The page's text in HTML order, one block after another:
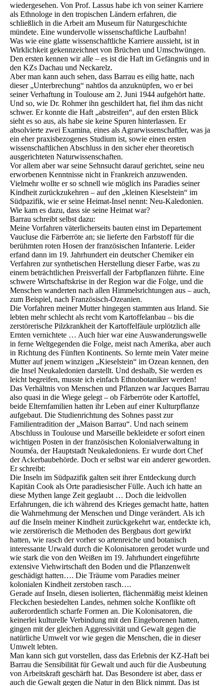
wiedergesehen. Von Prof. Lassus habe ich von seiner Karriere
als Ethnologe in den tropischen Ländern erfahren, die
schließlich in die Arbeit am Museum für Naturgeschichte
mündete. Eine wundervolle wissenschaftliche Laufbahn!
Was wie eine glatte wissenschaftliche Karriere aussieht, ist in
Wirklichkeit gekennzeichnet von Brüchen und Umschwüngen.
Den ersten kennen wir alle – es ist die Haft im Gefängnis und in
den KZs Dachau und Neckarelz.
Aber man kann auch sehen, dass Barrau es eilig hatte, nach
dieser „Unterbrechung“ nahtlos da anzuknüpfen, wo er bei
seiner Verhaftung in Toulouse am 2. Juni 1944 aufgehört hatte.
Und so, wie Dr. Rohmer ihn geschildert hat, fiel ihm das nicht
schwer. Er konnte die Haft „abstreifen“, auf den ersten Blick
sieht es so aus, als habe sie keine Spuren hinterlassen. Er
absolvierte zwei Examina, eines als Agrarwissenschaftler, was ja
ein eher praxisbezogenes Studium ist, sowie einen ersten
wissenschaftlichen Abschluss in den sicher eher theoretisch
ausgerichteten Naturwissenschaften.
Vor allem aber war seine Sehnsucht darauf gerichtet, seine neu
erworbenen Kenntnisse nicht in Frankreich anzuwenden.
Vielmehr wollte er so schnell wie möglich ins Paradies seiner
Kindheit zurückzukehren – auf den „kleinen Kieselstein“ im
Südpazifik, wie er seine Heimat-Insel nennt: Neu-Kaledonien.
Wie kam es dazu, dass sie seine Heimat war?
Barrau schreibt selbst dazu:
Meine Vorfahren väterlicherseits bauten einst im Departement
Vaucluse die Färberröte an; sie lieferte den Farbstoff für die
berühmten roten Hosen der französischen Infanterie. Leider
erfand dann im 19. Jahrhundert ein deutscher Chemiker ein
Verfahren zur synthetischen Herstellung dieser Farbe, was zu
einem beträchtlichen Preisverfall der Farbpflanzen führte. Eine
schwere Wirtschaftskrise in der Region war die Folge, und die
Menschen wanderten nach allen Himmelsrichtungen aus – auch,
zum Beispiel, nach Französisch-Ozeanien.
Die Vorfahren meiner Mutter hingegen stammten aus Irland. Sie
lebten mehr schlecht als recht vom Kartoffelanbau – bis die
zerstörerische Pilzkrankheit der Kartoffelfäule urplötzlich alle
Ernten vernichtete … Auch hier war eine Auswanderungswelle
in ferne Weltgegenden die Folge, meist nach Amerika, aber auch
in Richtung des Fünften Kontinents. So lernte mein Vater meine
Mutter auf jenem winzigen „Kieselstein“ im Ozean kennen, den
die Insel Neukaledonien darstellt. Und deshalb, Sie werden es
leicht begreifen, musste ich einfach Ethnobotaniker werden!
Das Verhältnis von Menschen und Pflanzen war Jacques Barrau
also quasi in die Wiege gelegt – ob Färberröte oder Kartoffel,
beide Elternfamilien hatten ihr Leben auf einer Kulturpflanze
aufgebaut. Die Studienrichtung des Sohnes passt zur
Familientradition der „Maison Barrau“. Und nach seinem
Abschluss in Toulouse und Marseille bekleidete er sofort einen
wichtigen Posten in der französischen Kolonialverwaltung in
Nouméa, der Hauptstadt Neukaledoniens. Er wurde dort Chef
der Ackerbaubehörde. Doch er selbst war ein anderer geworden.
Er schreibt:
Die Inseln im Südpazifik galten seit ihrer Entdeckung durch
Kapitän Cook als Orte paradiesischer Fülle. Auch ich hatte an
diese Mythen lange Zeit geglaubt … Doch die leidvollen
Erfahrungen, die ich während des Krieges gemacht hatte, hatten
die Wahrnehmung der Menschen und Dinge verändert. Als ich
auf die Inseln meiner Kindheit zurückgekehrt war, entdeckte ich,
wie zerstörerisch die Methoden des Bergbaus dort gewirkt
hatten, wie rasch der vorher so artenreiche und botanisch
interessante Urwald durch die Kolonisatoren gerodet wurde und
wie stark die von den Weißen im 19. Jahrhundert eingeführte
extensive Viehwirtschaft den Boden und die Pflanzenwelt
geschädigt hatten…. Die Träume vom Paradies meiner
kolonialen Kindheit zerstoben rasch….
Gerade auf Inseln, diesen isolierten, flächenmäßig meist kleinen
Fleckchen besiedelten Landes, nehmen solche Konflikte oft
außerordentlich scharfe Formen an. Die Kolonisatoren, die
keinerlei kulturelle Verbindung mit den Eingeborenen hatten,
gingen mit der gleichen Aggressivität und Gewalt gegen die
natürliche Umwelt vor wie gegen die Menschen, die in dieser
Umwelt lebten.
Man kann sich gut vorstellen, dass das Erlebnis der KZ-Haft bei
Barrau die Sensibilität für Gewalt und auch für die Ausbeutung
von Arbeitskraft geschärft hat. Das Besondere ist aber, dass er
auch die Gewalt gegen die Natur in den Blick nimmt. Das ist